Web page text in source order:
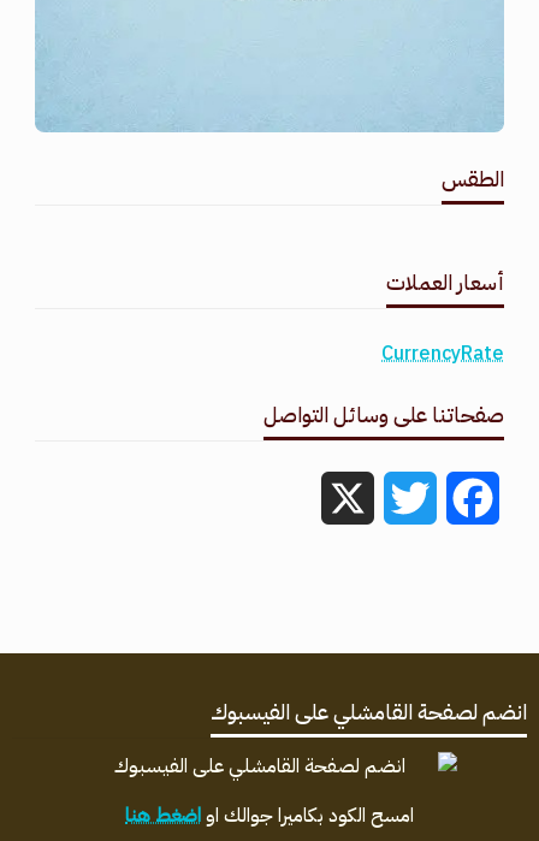
الطقس
أسعار العملات
CurrencyRate
صفحاتنا على وسائل التواصل
Facebook
Twitter
انضم لصفحة القامشلي على الفيسبوك
امسح الكود بكاميرا جوالك اواضغط هنا